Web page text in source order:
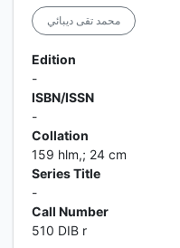
محمد تقی دیبائي
Edition
-
ISBN/ISSN
-
Collation
159 hlm,; 24 cm
Series Title
-
Call Number
510 DIB r